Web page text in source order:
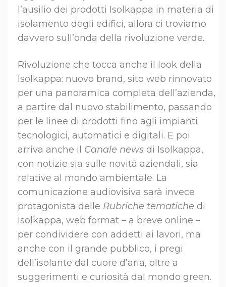
l’ausilio dei prodotti Isolkappa in materia di
isolamento degli edifici, allora ci troviamo
davvero sull’onda della rivoluzione verde.
Rivoluzione che tocca anche il look della
Isolkappa: nuovo brand, sito web rinnovato
per una panoramica completa dell’azienda,
a partire dal nuovo stabilimento, passando
per le linee di prodotti fino agli impianti
tecnologici, automatici e digitali. E poi
arriva anche il Canale news di Isolkappa,
con notizie sia sulle novità aziendali, sia
relative al mondo ambientale. La
comunicazione audiovisiva sarà invece
protagonista delle Rubriche tematiche di
Isolkappa, web format – a breve online –
per condividere con addetti ai lavori, ma
anche con il grande pubblico, i pregi
dell’isolante dal cuore d’aria, oltre a
suggerimenti e curiosità dal mondo green.